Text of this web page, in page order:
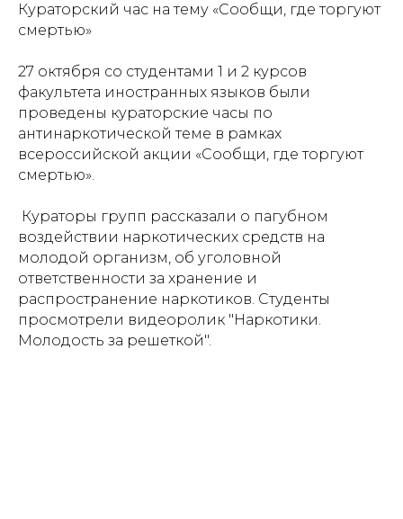
Кураторский час на тему «Сообщи, где торгуют
смертью»
27 октября со студентами 1 и 2 курсов
факультета иностранных языков были
проведены кураторские часы по
антинаркотической теме в рамках
всероссийской акции «Сообщи, где торгуют
смертью».
Кураторы групп рассказали о пагубном
воздействии наркотических средств на
молодой организм, об уголовной
ответственности за хранение и
распространение наркотиков. Студенты
просмотрели видеоролик "Наркотики.
Молодость за решеткой".